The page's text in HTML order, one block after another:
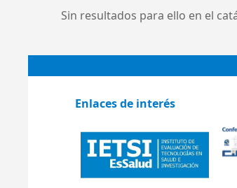
Sin resultados para ello en el
Enlaces de interés